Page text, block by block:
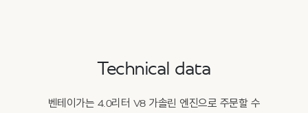
Technical data
벤테이가는 4.0리터 V8 가솔린 엔진으로 주문할 수